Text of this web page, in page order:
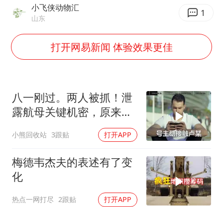
台风白海豚最新路径研判来了
粉笔发布“自曝式”公开信
女子利用漏洞0元薅走3000多件家电
我国编制完成新版全月地质图
现代版摸金校尉落网查获400多枚古币
毛宁转发梯田音乐会视频海外网友赞叹
奋进开新局 实干挑大梁
小飞侠动物汇
山东 1
打开网易新闻 体验效果更佳
八一刚过。两人被抓！泄
露航母关键机密，原来间
小熊回收站 3跟贴 打开APP
梅德韦杰夫的表述有了变
化
热点一网打尽 2跟贴 打开APP